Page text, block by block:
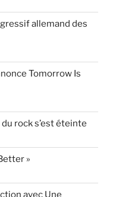
allemand des
Tomorrow Is
rock s’est éteinte
»
avec Une